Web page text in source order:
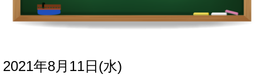
2021年8月11日(水)